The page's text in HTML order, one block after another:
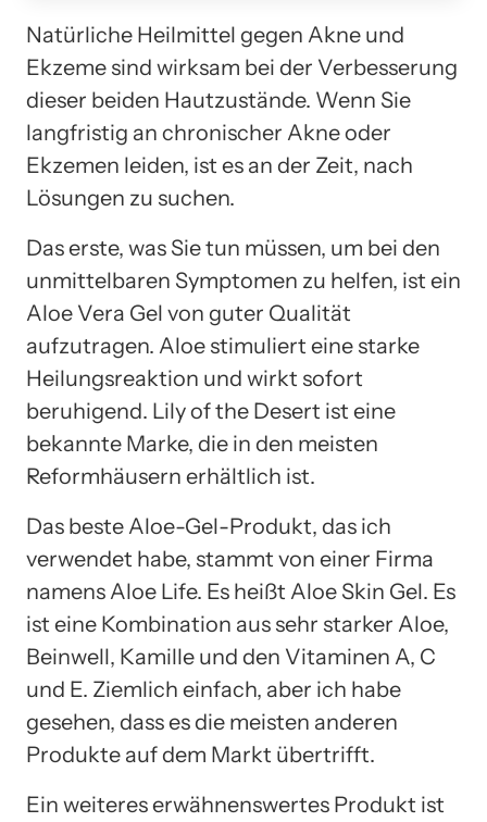
Natürliche Heilmittel gegen Akne und
Ekzeme sind wirksam bei der Verbesserung
dieser beiden Hautzustände. Wenn Sie
langfristig an chronischer Akne oder
Ekzemen leiden, ist es an der Zeit, nach
Lösungen zu suchen.
Das erste, was Sie tun müssen, um bei den
unmittelbaren Symptomen zu helfen, ist ein
Aloe Vera Gel von guter Qualität
aufzutragen. Aloe stimuliert eine starke
Heilungsreaktion und wirkt sofort
beruhigend. Lily of the Desert ist eine
bekannte Marke, die in den meisten
Reformhäusern erhältlich ist.
Das beste Aloe-Gel-Produkt, das ich
verwendet habe, stammt von einer Firma
namens Aloe Life. Es heißt Aloe Skin Gel. Es
ist eine Kombination aus sehr starker Aloe,
Beinwell, Kamille und den Vitaminen A, C
und E. Ziemlich einfach, aber ich habe
gesehen, dass es die meisten anderen
Produkte auf dem Markt übertrifft.
Ein weiteres erwähnenswertes Produkt ist